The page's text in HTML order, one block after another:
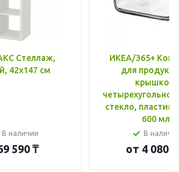
Стеллаж,
42x147 см
В наличии
590 ₸
ИКЕА/365+
для
крышкой,
стекло, пластик
600 мл
В
от 4 080 ₸